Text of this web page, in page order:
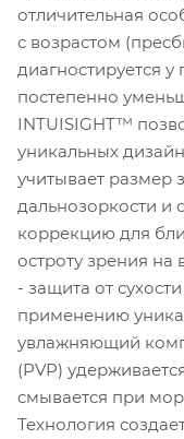
отличительная
с возрастом
диагностируется
постепенно
INTUISIGHT™
уникальных
учитывает размер
дальнозоркости и
коррекцию для
остроту зрения на
- защита от
применению
увлажняющий
(PVP)
смывается при
Технология